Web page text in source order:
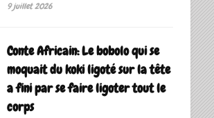
9 juillet 2026
Conte Africain: Le bobolo qui se
moquait du koki ligoté sur la tête
a fini par se faire ligoter tout le
corps